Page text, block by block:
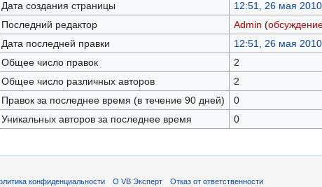
Дата создания страницы
12:51, 26 мая 2010
Последний редактор
Admin (
Дата последней правки
12:51, 26 мая 2010
Общее число правок
2
Общее число различных авторов
2
Правок за последнее время (в течение 90 дней)
0
Уникальных авторов за последнее время
0
конфиденциальности О VB Эксперт Отказ от ответственности